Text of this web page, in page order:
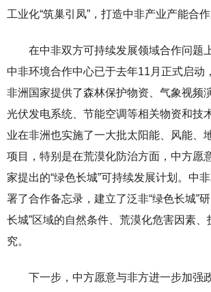
工业化“筑巢引凤”，打造中非产业产能合作
在中非双方可持续发展领域合作问题上
中非环境合作中心已于去年11月正式启动
非洲国家提供了森林保护物资、气象视频
光伏发电系统、节能空调等相关物资和技
业在非洲也实施了一大批太阳能、风能、
项目，特别是在荒漠化防治方面，中方愿
家提出的“绿色长城”可持续发展计划。中
署了合作备忘录，建立了泛非“绿色长城”
长城”区域的自然条件、荒漠化危害因素
究。
下一步，中方愿意与非方进一步加强